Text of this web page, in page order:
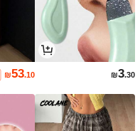
₪3.30
₪53.10